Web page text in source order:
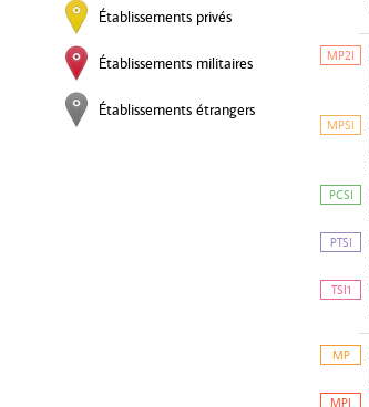
Établissements privés
Établissements militaires
Établissements étrangers
MP2I
MPSI
PCSI
PTSI
TSI1
MP
MPI